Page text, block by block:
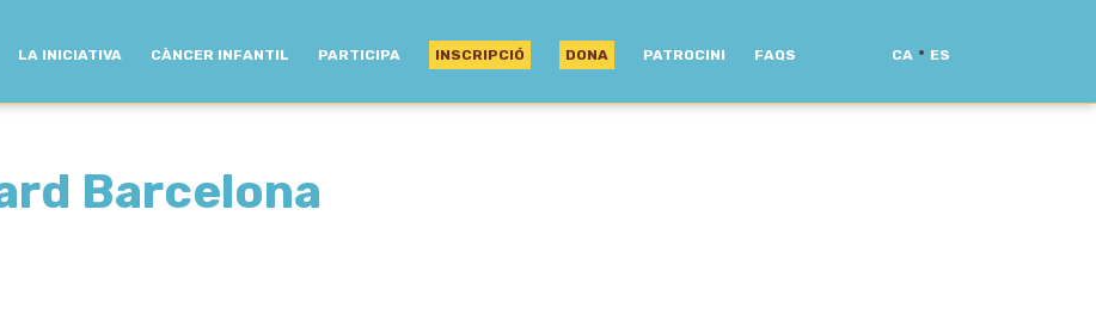
LA INICIATIVA CÀNCER INFANTIL PARTICIPA INSCRIPCIÓ DONA PATROCINI FAQS CA · ES
Barcelona